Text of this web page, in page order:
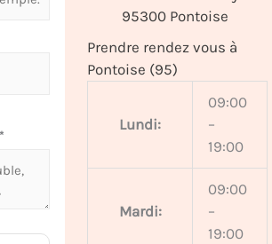
*
95300 Pontoise
Prendre rendez vous à
Pontoise (95)
Lundi:
09:00
–
19:00
Mardi:
09:00
–
19:00